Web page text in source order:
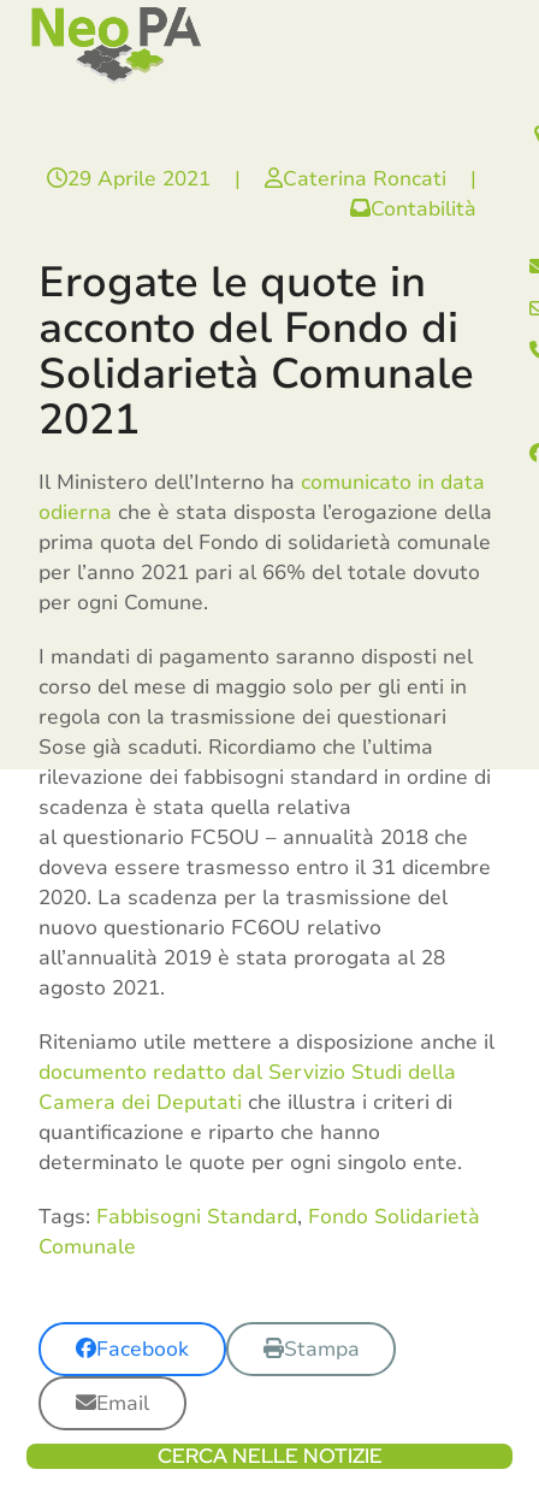
SkipOpen
mobile
menu
Close
mobile
menu
29 Aprile 2021 | Caterina Roncati
|
Contabilità
Erogate le quote in
acconto del Fondo di
Solidarietà Comunale
2021
Il Ministero dell’Interno ha comunicato in data
odierna che è stata disposta l’erogazione della
prima quota del Fondo di solidarietà comunale
per l’anno 2021 pari al 66% del totale dovuto
per ogni Comune.
I mandati di pagamento saranno disposti nel
corso del mese di maggio solo per gli enti in
regola con la trasmissione dei questionari
Sose già scaduti. Ricordiamo che l’ultima
rilevazione dei fabbisogni standard in ordine di
scadenza è stata quella relativa
al questionario FC5OU – annualità 2018 che
doveva essere trasmesso entro il 31 dicembre
2020. La scadenza per la trasmissione del
nuovo questionario FC6OU relativo
all’annualità 2019 è stata prorogata al 28
agosto 2021.
Riteniamo utile mettere a disposizione anche il
documento redatto dal Servizio Studi della
Camera dei Deputati che illustra i criteri di
quantificazione e riparto che hanno
determinato le quote per ogni singolo ente.
Tags: Fabbisogni Standard, Fondo Solidarietà
Comunale
Facebook
Stampa
Email
CERCA NELLE NOTIZIE